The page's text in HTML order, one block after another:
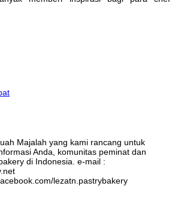
Majalah yang kami rancang untuk
Anda, komunitas peminat dan
di Indonesia. e-mail :
lezatn.pastrybakery